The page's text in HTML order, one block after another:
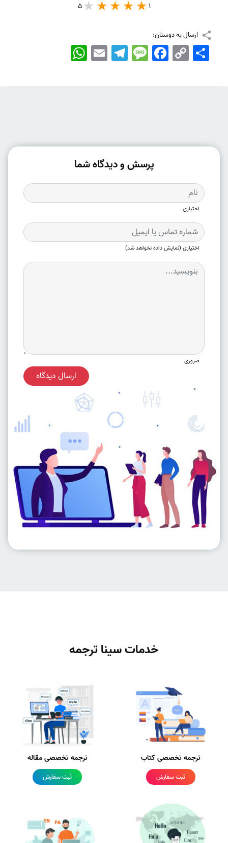
1
5
ارسال به دوستان:
WhatsApp EmailTelegramMessageFacebook Copy
Link
اشتراک
پرسش و دیدگاه شما
اختیاری
اختیاری (نمایش داده نخواهد شد)
ضروری
ارسال دیدگاه
خدمات سینا ترجمه
ترجمه تخصصی کتاب
ثبت سفارش
ترجمه تخصصی مقاله
ثبت سفارش